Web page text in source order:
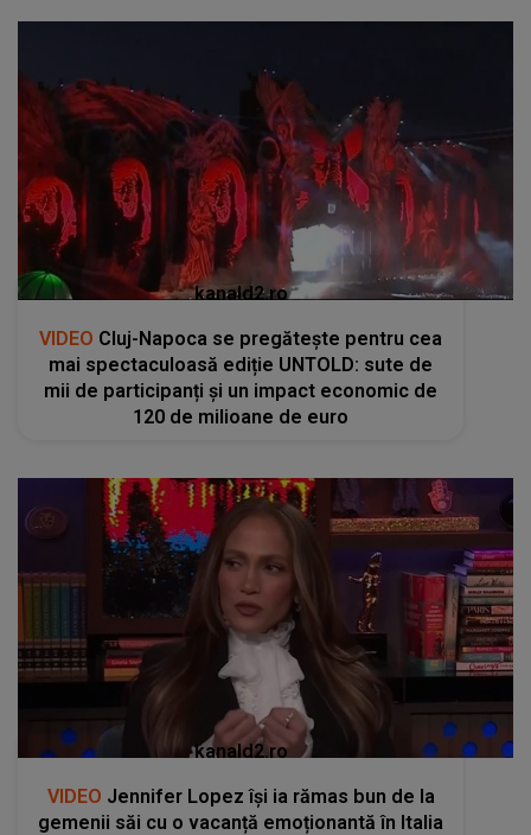
kanald2.ro
VIDEO Cluj-Napoca se pregătește pentru cea
mai spectaculoasă ediție UNTOLD: sute de
mii de participanți și un impact economic de
120 de milioane de euro
kanald2.ro
VIDEO Jennifer Lopez își ia rămas bun de la
gemenii săi cu o vacanță emoționantă în Italia